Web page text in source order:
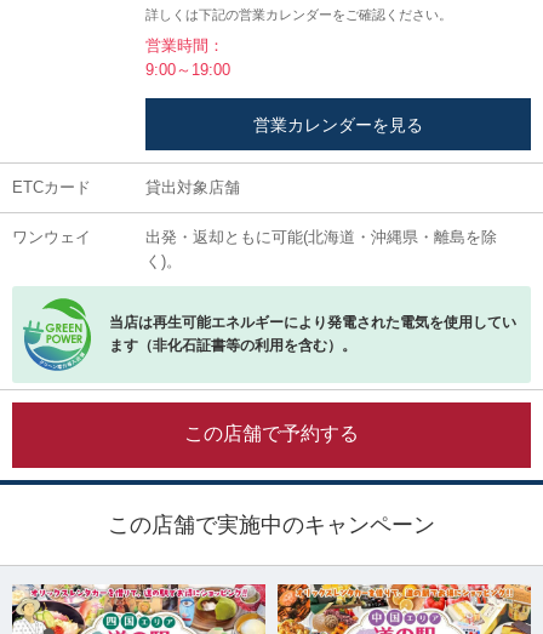
詳しくは下記の営業カレンダーをご確認ください。
営業時間：
9:00～19:00
営業カレンダーを見る
ETCカード 貸出対象店舗
ワンウェイ
出発・返却ともに可能(北海道・沖縄県・離島を除
く)。
当店は再生可能エネルギーにより発電された電気を使用してい
ます（非化石証書等の利用を含む）。
この店舗で予約する
この店舗で実施中のキャンペーン